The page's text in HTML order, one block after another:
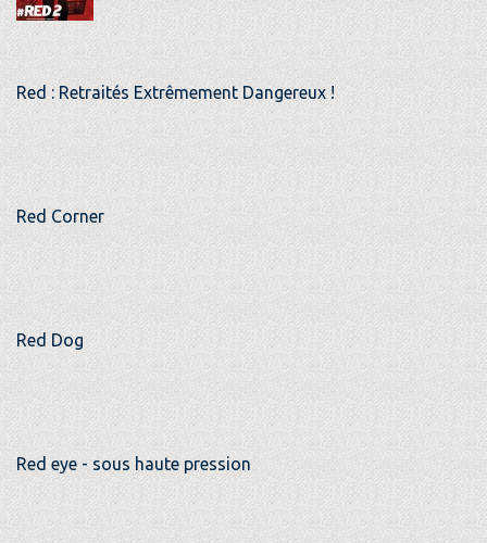
Red : Retraités Extrêmement Dangereux !
Red Corner
Red Dog
Red eye - sous haute pression